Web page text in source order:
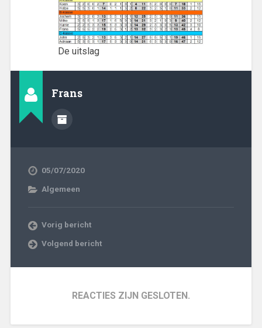
De uitslag
Frans
05/07/2020
Algemeen
Vorig bericht
Volgend bericht
REACTIES ZIJN GESLOTEN.